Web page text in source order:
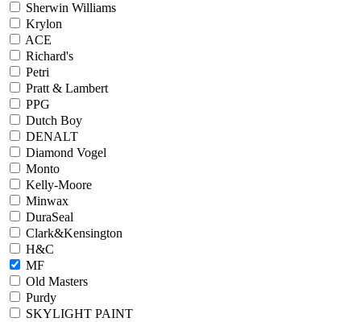
Sherwin Williams
Krylon
ACE
Richard's
Petri
Pratt & Lambert
PPG
Dutch Boy
DENALT
Diamond Vogel
Monto
Kelly-Moore
Minwax
DuraSeal
Clark&Kensington
H&C
MF
Old Masters
Purdy
SKYLIGHT PAINT